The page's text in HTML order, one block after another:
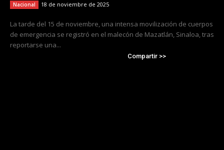
Nacional 18 de noviembre de 2025
La tarde del 15 de noviembre, una intensa movilización de cuerpos
de emergencia se registró en el malecón de Mazatlán, Sinaloa, tras
reportarse una...
Compartir >>